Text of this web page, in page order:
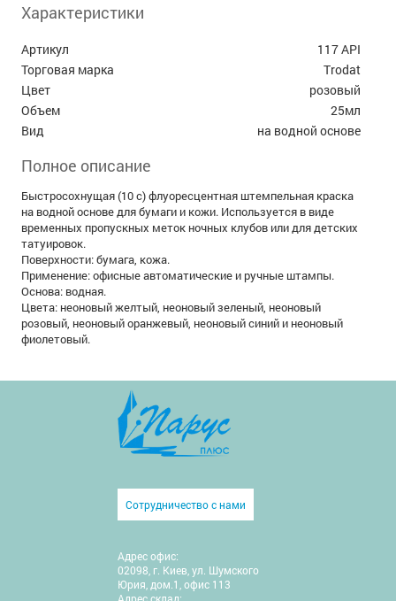
Характеристики
Артикул
117 API
Торговая марка
Trodat
Цвет
розовый
Объем
25мл
Вид
на водной основе
Полное описание
Быстросохнущая (10 с) флуоресцентная штемпельная краска
на водной основе для бумаги и кожи. Используется в виде
временных пропускных меток ночных клубов или для детских
татуировок.
Поверхности: бумага, кожа.
Применение: офисные автоматические и ручные штампы.
Основа: водная.
Цвета: неоновый желтый, неоновый зеленый, неоновый
розовый, неоновый оранжевый, неоновый синий и неоновый
фиолетовый.
Сотрудничество с нами
Адрес офис:
02098, г. Киев, ул. Шумского
Юрия, дом.1, офис 113